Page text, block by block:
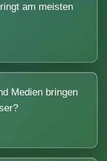
am meisten
Medien bringen